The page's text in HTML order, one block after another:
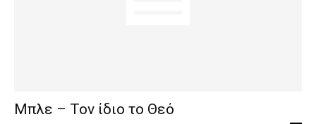
Μπλε – Τον ίδιο το Θεό